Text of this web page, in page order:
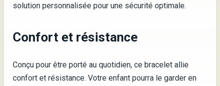
solution personnalisée pour une sécurité optimale.
Confort et résistance
Conçu pour être porté au quotidien, ce bracelet allie
confort et résistance. Votre enfant pourra le garder en